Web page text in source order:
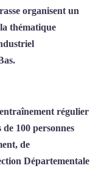
organisent un
thématique
régulier
100 personnes
de
Départementale